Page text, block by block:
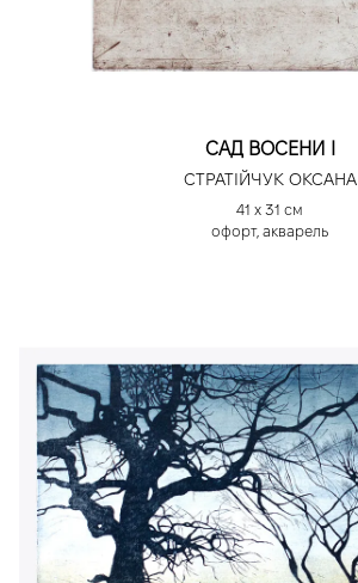
САД ВОСЕНИ І
СТРАТІЙЧУК ОКСАНА
41 х 31 см
офорт, акварель